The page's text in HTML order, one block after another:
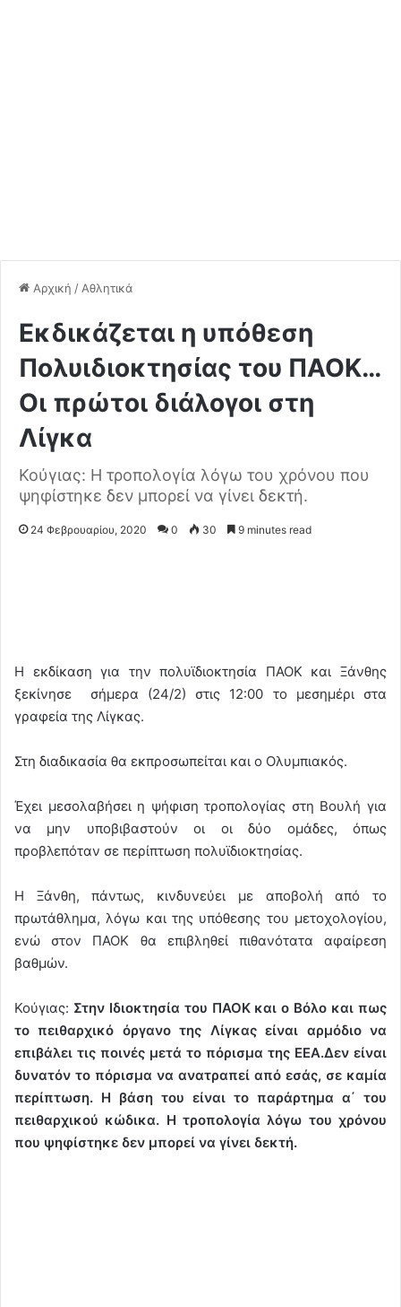
Αρχική / Αθλητικά
Εκδικάζεται η υπόθεση
Πολυιδιοκτησίας του ΠΑΟΚ…
Οι πρώτοι διάλογοι στη
Λίγκα
Κούγιας: Η τροπολογία λόγω του χρόνου που
ψηφίστηκε δεν μπορεί να γίνει δεκτή.
24 Φεβρουαρίου, 2020 0 30 9 minutes read
Η εκδίκαση για την πολυϊδιοκτησία ΠΑΟΚ και Ξάνθης
ξεκίνησε σήμερα (24/2) στις 12:00 το μεσημέρι στα
γραφεία της Λίγκας.
Στη διαδικασία θα εκπροσωπείται και ο Ολυμπιακός.
Έχει μεσολαβήσει η ψήφιση τροπολογίας στη Βουλή για
να μην υποβιβαστούν οι οι δύο ομάδες, όπως
προβλεπόταν σε περίπτωση πολυϊδιοκτησίας.
Η Ξάνθη, πάντως, κινδυνεύει με αποβολή από το
πρωτάθλημα, λόγω και της υπόθεσης του μετοχολογίου,
ενώ στον ΠΑΟΚ θα επιβληθεί πιθανότατα αφαίρεση
βαθμών.
Koύγιας: Στην Ιδιοκτησία του ΠΑΟΚ και ο Βόλο και πως
το πειθαρχικό όργανο της Λίγκας είναι αρμόδιο να
επιβάλει τις ποινές μετά το πόρισμα της ΕΕΑ.Δεν είναι
δυνατόν το πόρισμα να ανατραπεί από εσάς, σε καμία
περίπτωση. Η βάση του είναι το παράρτημα α΄ του
πειθαρχικού κώδικα. Η τροπολογία λόγω του χρόνου
που ψηφίστηκε δεν μπορεί να γίνει δεκτή.